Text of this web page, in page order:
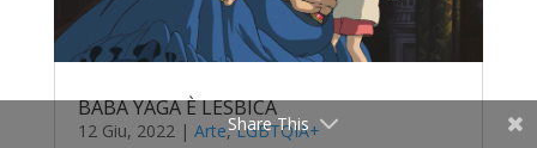
BABA YAGA È LESBICA
12 Giu, 2022 | Arte,LGBTQIA+
Share This